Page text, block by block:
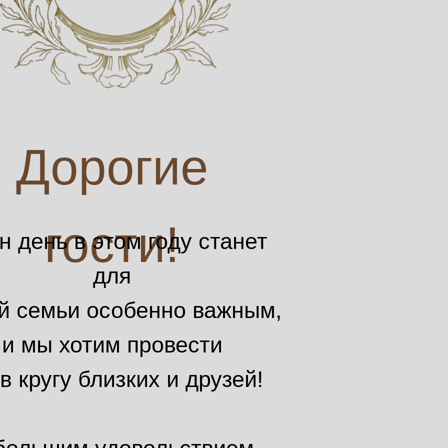
Дорогие
гости!
день в этом году станет
для
семьи особенно важным,
и мы хотим провести
кругу близких и друзей!